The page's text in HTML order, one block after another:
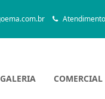
GALERIA COMERCIAL